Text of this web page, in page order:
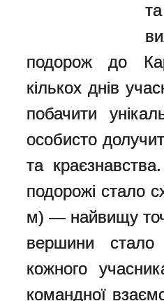
подорож до
кількох днів
побачити
особисто
та
подорожі стало
м) — найвищу
вершини
кожного
командної